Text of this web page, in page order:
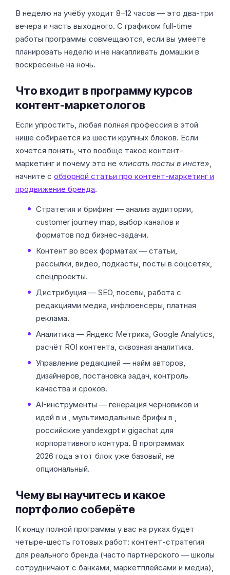
В неделю на учёбу уходит 8–12 часов — это два-три
вечера и часть выходного. С графиком full-time
работы программы совмещаются, если вы умеете
планировать неделю и не накапливать домашки в
воскресенье на ночь.
Что входит в программу курсов
контент-маркетологов
Если упростить, любая полная профессия в этой
нише собирается из шести крупных блоков. Если
хочется понять, что вообще такое контент-
маркетинг и почему это не «писать посты в инсте»,
начните с обзорной статьи про контент-маркетинг и
продвижение бренда.
Стратегия и брифинг — анализ аудитории,
customer journey map, выбор каналов и
форматов под бизнес-задачи.
Контент во всех форматах — статьи,
рассылки, видео, подкасты, посты в соцсетях,
спецпроекты.
Дистрибуция — SEO, посевы, работа с
редакциями медиа, инфлюенсеры, платная
реклама.
Аналитика — Яндекс Метрика, Google Analytics,
расчёт ROI контента, сквозная аналитика.
Управление редакцией — найм авторов,
дизайнеров, постановка задач, контроль
качества и сроков.
AI-инструменты — генерация черновиков и
идей в и , мультимодальные брифы в ,
российские yandexgpt и gigachat для
корпоративного контура. В программах
2026 года этот блок уже базовый, не
опциональный.
Чему вы научитесь и какое
портфолио соберёте
К концу полной программы у вас на руках будет
четыре-шесть готовых работ: контент-стратегия
для реального бренда (часто партнёрского — школы
сотрудничают с банками, маркетплейсами и медиа),